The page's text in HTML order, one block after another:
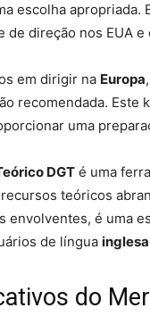
escolha apropriada.
de direção nos EUA
em dirigir na Europa
recomendada. Este
uma
DGT é uma
teóricos
envolventes, é uma
de língua inglesa
do